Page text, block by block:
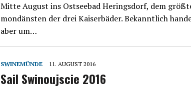
Mitte August ins Ostseebad Heringsdorf, dem
mondänsten der drei Kaiserbäder. Bekanntlich
aber um…
SWINEMÜNDE 11. AUGUST 2016
Sail Swinoujscie 2016